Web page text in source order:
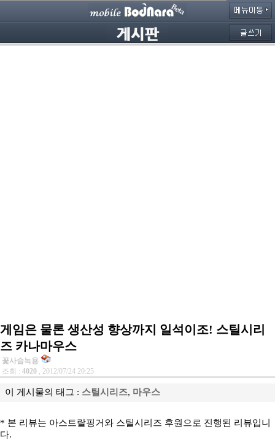
게임은 물론 생산성 향상까지 일석이조! 스틸시리
즈 카나마우스
꽃사슴녹용
조회 : 4020 , 2012/07/24 20:25
이 게시물의 태그 : 스틸시리즈, 마우스
* 본 리뷰는 아스트랄핑거와 스틸시리즈 후원으로 진행된 리뷰입니
다.